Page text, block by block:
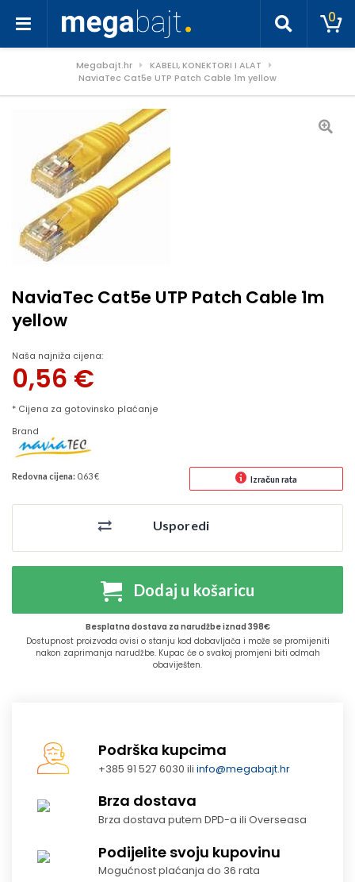
0
Megabajt.hr
KABELI, KONEKTORI I ALAT
NaviaTec Cat5e UTP Patch Cable 1m yellow
NaviaTec Cat5e UTP Patch Cable 1m
yellow
Naša najniža cijena:
0,56 €
* Cijena za gotovinsko plaćanje
Brand
Redovna cijena: 0.63 € Izračun rata
Usporedi
Dodaj u košaricu
Besplatna dostava za narudžbe iznad 398€
Dostupnost proizvoda ovisi o stanju kod dobavljača i može se promijeniti
nakon zaprimanja narudžbe. Kupac će o svakoj promjeni biti odmah
obaviješten.
Podrška kupcima
+385 91 527 6030 iliinfo@megabajt.hr
Brza dostava
Brza dostava putem DPD-a ili Overseasa
Podijelite svoju kupovinu
Mogućnost plaćanja do 36 rata